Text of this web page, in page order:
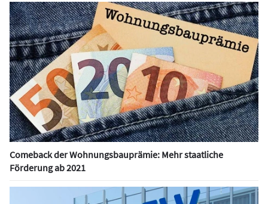
Comeback der Wohnungsbauprämie: Mehr staatliche
Förderung ab 2021